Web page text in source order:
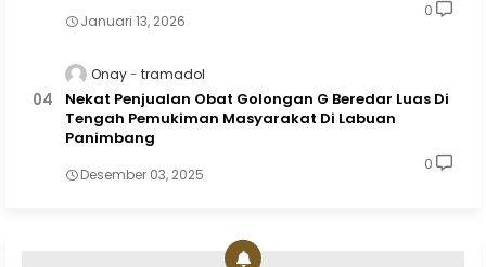
Januari 13, 2026
0
Onay tramadol
Nekat Penjualan Obat Golongan G Beredar Luas Di
Tengah Pemukiman Masyarakat Di Labuan
Panimbang
Desember 03, 2025
0